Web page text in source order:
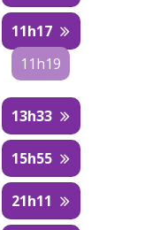
11h17
11h19
13h33
15h55
21h11